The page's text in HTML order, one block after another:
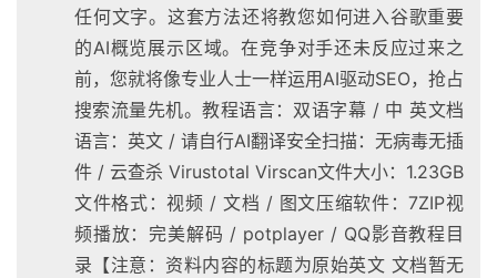
任何文字。这套方法还将教您如何进入谷歌重要
的AI概览展示区域。在竞争对手还未反应过来之
前，您就将像专业人士一样运用AI驱动SEO，抢占
搜索流量先机。教程语言：双语字幕 / 中 英文档
语言：英文 / 请自行AI翻译安全扫描：无病毒无插
件 / 云查杀 Virustotal Virscan文件大小：1.23GB
文件格式：视频 / 文档 / 图文压缩软件：7ZIP视
频播放：完美解码 / potplayer / QQ影音教程目
录【注意：资料内容的标题为原始英文 文档暂无